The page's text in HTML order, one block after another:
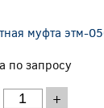
муфта этм-
по запросу
+